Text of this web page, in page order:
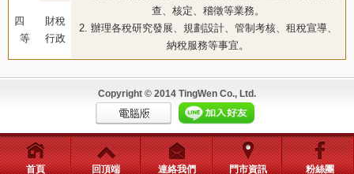
查、核定、稽徵等業務。
2. 辦理各稅研究發展、規劃設計、管制考核、租稅宣導、
納稅服務等事宜。
四
等
財稅
行政
Copyright © 2014 TingWen Co., Ltd.
首頁 回頂端 連絡我們 門市資訊 粉絲團